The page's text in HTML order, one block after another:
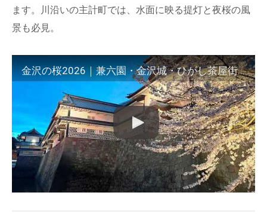
ます。川沿いの主計町では、水面に映る提灯と夜桜の風
景も必見。
金沢の桜2026｜兼六園・金沢城・ひがし茶屋街・主計町を雨の日に歩く｜満開の桜と春の金沢散歩。日中から夜の一日の風景。